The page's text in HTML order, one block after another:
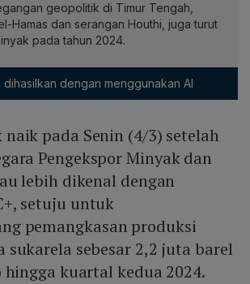
geopolitik di Timur Tengah,
Hamas dan serangan Houthi, juga turut
pada tahun 2024.
dihasilkan dengan menggunakan AI
pada Senin (4/3) setelah
Pengekspor Minyak dan
lebih dikenal dengan
setuju untuk
pemangkasan produksi
sukarela sebesar 2,2 juta barel
kuartal kedua 2024.